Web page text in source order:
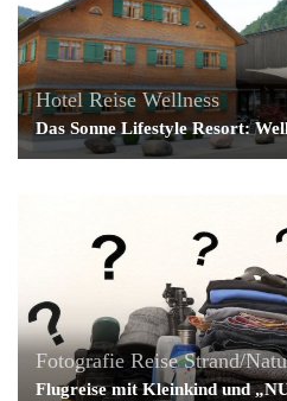
Hotel Reise Wellness
Das Sonne Lifestyle Resort:
Fotografie Reise Strand/
Flugreise mit Kleinkind und